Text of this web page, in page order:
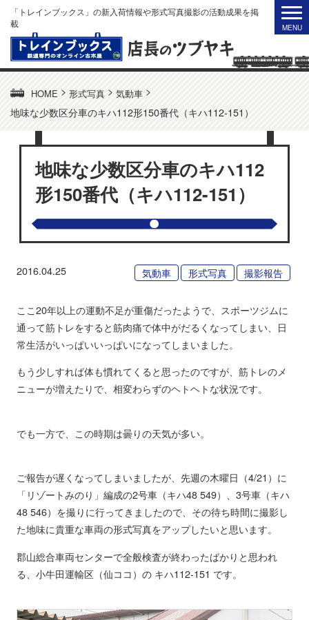
「トレインブックス」の新入荷情報や形式写真撮影の活動成果を掲
載
HOME > 形式写真 > 気動車 >
地味な少数区分車のキハ112形150番代（キハ112-151）
地味な少数区分車のキハ112
形150番代（キハ112-151）
2016.04.25 気動車 形式写真 撮影報告
ここ20年以上の運動不足が重傷だったようで、スポーツジムに
通って筋トレをすると筋肉痛で体中がだるくなってしまい、日
常生活がいっぱいいっぱいになってしまいました。
もう少しすれば体も慣れてくると思ったのですが、筋トレのメ
ニューが増えたりで、相変わらずのヘトヘトな状況です。
でも一方で、この時期は曇りの天気が多い。
ご報告が遅くなってしまいましたが、先週の木曜日（4/21）に
「リゾートみのり」編成の2号車（キハ48 549）、3号車（キハ
48 546）を撮りに行ってきましたので、その待ち時間に撮影し
た地味に貴重な車両の形式写真をアップしたいと思います。
郡山総合車両センターで全般検査が終わったばかりと思われ
る、小牛田運輸区（仙ココ）の キハ112-151 です。